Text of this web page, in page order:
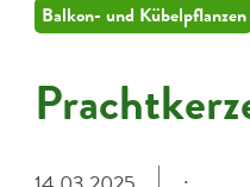
Balkon- und Kübelpflanzen